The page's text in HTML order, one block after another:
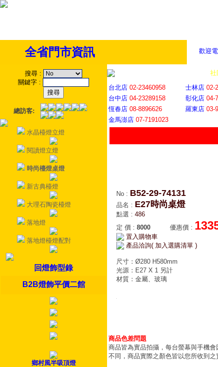
歡迎
全省門市資訊
搜尋 :
關鍵字 :
總訪客:
水晶檯燈立燈
閱讀燈立燈
時尚檯燈桌燈
新古典檯燈
大理石陶瓷檯燈
落地燈
落地燈檯燈配對
回燈飾型錄
B2B燈飾平價二館
鄉村風半吸頂燈
社
台北店 02-23460958 士林店 02-
台中店 04-23289158 彰化店 04-
恆春店 08-8896626 羅東店 03-
金馬澎店 07-7191023
No : B52-29-74131
品名 : E27時尚桌燈
點選 : 486
定 價 : 8000 優惠價 :
置入購物車
產品洽詢( 加入選購清單 )
尺寸：Ø280 H580mm
光源：E27 X 1 另計
材質：金屬、玻璃
商品色差問題
商品皆為實品拍攝，每台螢幕與手機
不同，商品實際之顏色皆以您所收到之